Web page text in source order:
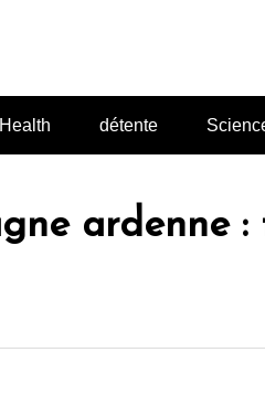
Health détente
ardenne